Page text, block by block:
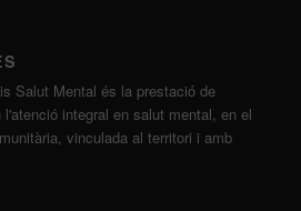
Salut Mental és la prestació de
integral en salut mental, en el
vinculada al territori i amb